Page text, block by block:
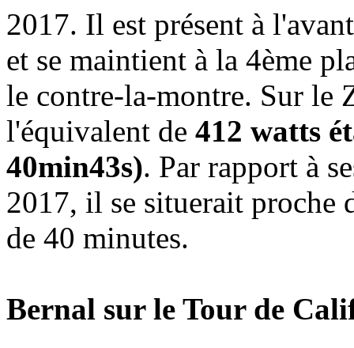
2017. Il est présent à
et se maintient à la 4ème
le contre-la-montre. Sur le
l'équivalent de 412 watts
40min43s). Par rapport à
2017, il se situerait proche
de 40 minutes.
Bernal sur le Tour de